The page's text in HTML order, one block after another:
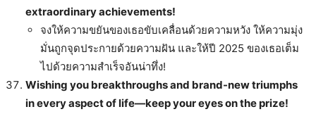
extraordinary achievements!
จงให้ความขยันของเธอขับเคลื่อนด้วยความหวัง ให้ความมุ่ง
มั่นถูกจุดประกายด้วยความฝัน และให้ปี 2025 ของเธอเต็ม
ไปด้วยความสำเร็จอันน่าทึ่ง!
Wishing you breakthroughs and brand-new triumphs
in every aspect of life—keep your eyes on the prize!